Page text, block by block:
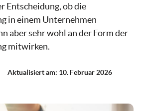
Entscheidung, ob die
in einem Unternehmen
aber sehr wohl an der Form der
mitwirken.
Aktualisiert am: 10. Februar 2026